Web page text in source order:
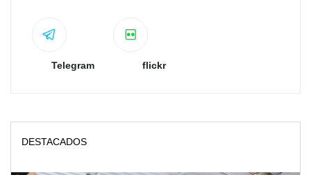
Telegram flickr
DESTACADOS